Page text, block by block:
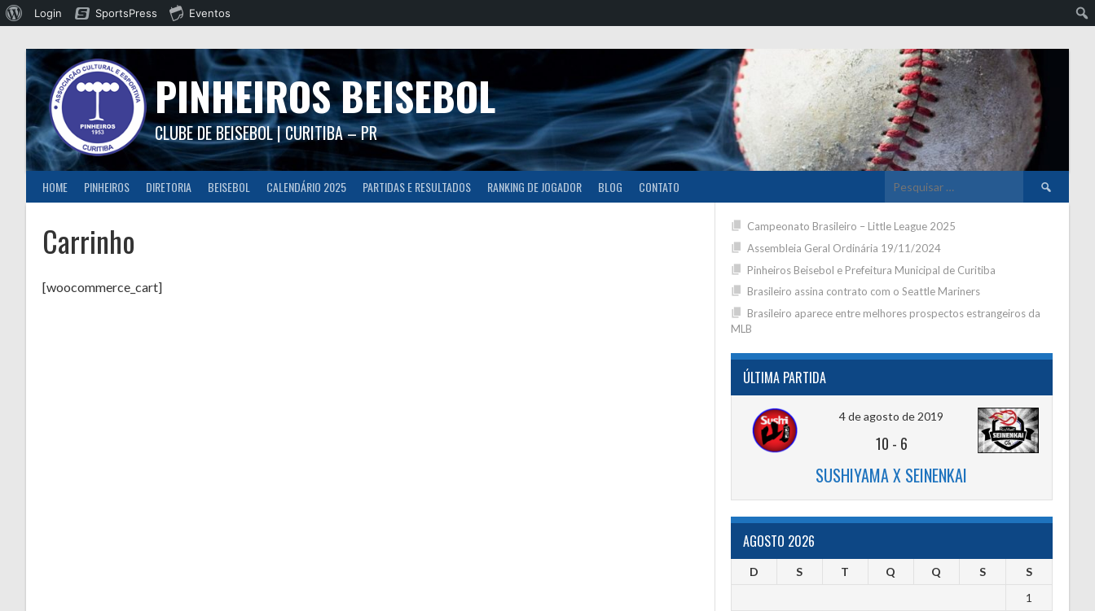
Sobre
WordPress
Login SportsPress Eventos
content
PINHEIROS BEISEBOL
CLUBE DE BEISEBOL | CURITIBA – PR
HOME PINHEIROS DIRETORIA BEISEBOL CALENDÁRIO 2025 PARTIDAS E RESULTADOS RANKING DE JOGADOR BLOG CONTATO
Pesquisar
por:
Carrinho
[woocommerce_cart]
Campeonato Brasileiro – Little League 2025
Assembleia Geral Ordinária 19/11/2024
Pinheiros Beisebol e Prefeitura Municipal de Curitiba
Brasileiro assina contrato com o Seattle Mariners
Brasileiro aparece entre melhores prospectos estrangeiros da
MLB
ÚLTIMA PARTIDA
4 de agosto de 2019
10 - 6
SUSHIYAMA X SEINENKAI
AGOSTO 2026
D S T Q Q S S
1